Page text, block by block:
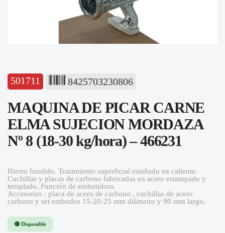
501711 8425703230806
MAQUINA DE PICAR CARNE
ELMA SUJECION MORDAZA
Nº 8 (18-30 kg/hora) – 466231
Hierro fundido. Tratamiento superficial estañado en caliente.
Cuchillas y placas de carbono fabricadas en acero estampado y
templado. Función de embutidora.
Accesorios : placa de acero de carbono , cuchillas de acero
carbono y set embudos 15-20-25 mm diámetro y 90 mm largo.
🟢 Disponible